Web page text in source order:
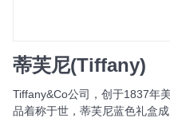
蒂芙尼(Tiffany)
Tiffany&Co公司，创于1837年
品着称于世，蒂芙尼蓝色礼盒